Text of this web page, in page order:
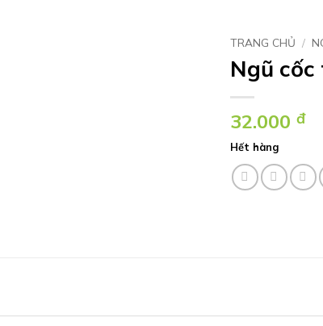
TRANG CHỦ /
Ngũ
32.000 đ
Hết hàng